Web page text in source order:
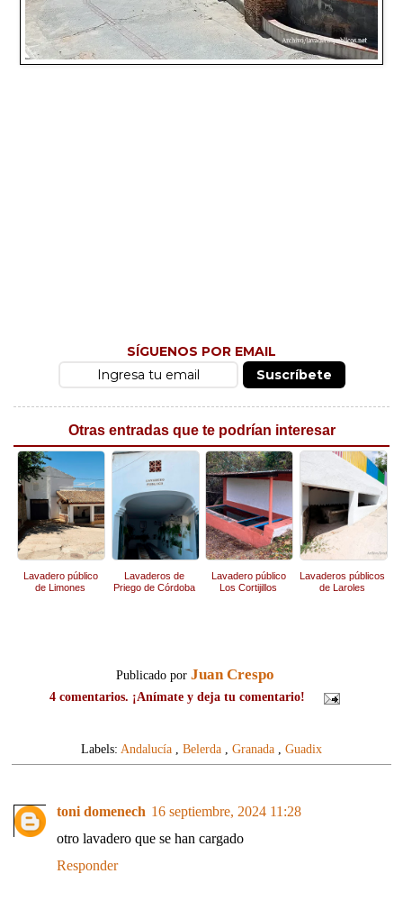
SÍGUENOS POR EMAIL
Suscríbete
Otras entradas que te podrían interesar
Lavadero público
de Limones
Lavaderos de
Priego de Córdoba
Lavadero público
Los Cortijillos
Lavaderos públicos
de Laroles
Publicado por Juan Crespo
4 comentarios. ¡Anímate y deja tu comentario!
Labels: Andalucía Belerda Granada Guadix
toni domenech 16 septiembre, 2024 11:28
otro lavadero que se han cargado
Responder